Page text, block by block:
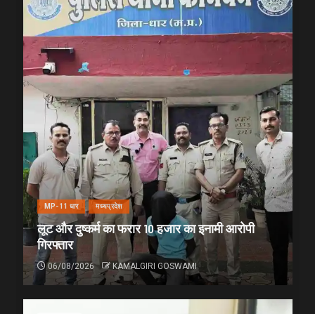
MP-11 धार मध्यप्रदेश
लूट और दुष्कर्म का फरार 10 हजार का इनामी आरोपी
गिरफ्तार
06/08/2026 KAMALGIRI GOSWAMI